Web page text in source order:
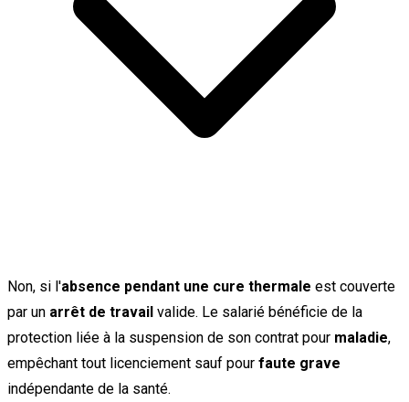
Non, si l'absence pendant une cure thermale est couverte
par un arrêt de travail valide. Le salarié bénéficie de la
protection liée à la suspension de son contrat pour maladie,
empêchant tout licenciement sauf pour faute grave
indépendante de la santé.